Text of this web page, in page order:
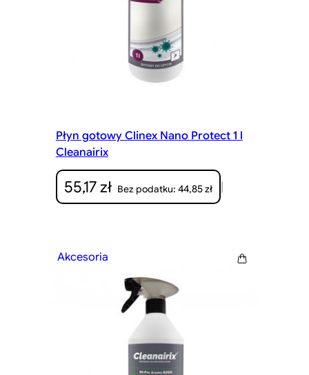
Płyn gotowy Clinex Nano Protect 1 l
Cleanairix
55,17zł Bez podatku: 44,85zł |
Akcesoria